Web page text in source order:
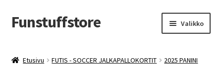
Siirry
navigointiin
Siirry
sisältöön
Funstuffstore Valikko
Etusivu FUTIS - SOCCER JALKAPALLOKORTIT
2025 PANINI